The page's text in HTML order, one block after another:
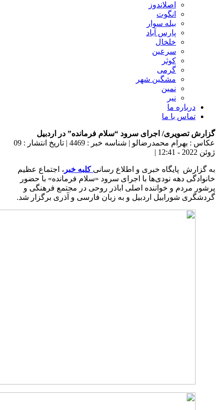
اصلاندوز
انگوت
بیله سوار
پارس آباد
خلخال
سرعین
کوثر
گرمی
مشگین شهر
نمین
نیر
درباره ما
تماس با ما
گزارش تصویری/ اجرای سرود “سلام فرمانده” در اردبیل
عکاس : بهرام محمدرضالو | شناسه خبر : 4469 |
تاریخ انتشار : 09
ژوئن 2022 - 12:41
|
به گزارش پایگاه خبری و اطلاع رسانی کلبه خبر ، اجتماع عظیم
خانوادگی دهه نودی‌ها با اجرای سرود «سلام فرمانده» با حضور
پر‌شور مردم و خواننده اصلی اباذر روحی در مجتمع فرهنگی و
گردشگری شورابیل اردبیل و به زبان فارسی و آذری برگزار شد.